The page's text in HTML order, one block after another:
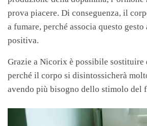
prova piacere. Di conseguenza, il
a fumare, perché associa questo gesto
positiva.
Grazie a Nicorix è possibile sostituire
perché il corpo si disintossicherà
avendo più bisogno dello stimolo del